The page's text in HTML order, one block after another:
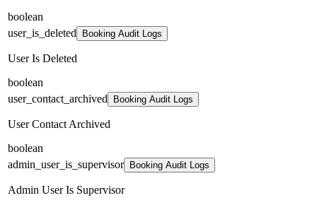
boolean
user_is_deleted
Booking Audit Logs
User Is Deleted
boolean
user_contact_archived
Booking Audit Logs
User Contact Archived
boolean
admin_user_is_supervisor
Booking Audit Logs
Admin User Is Supervisor